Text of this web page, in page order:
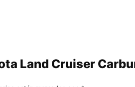
Land Cruiser